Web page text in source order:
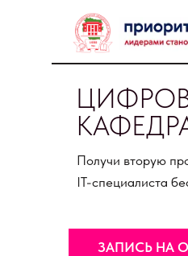
Получи вторую
IT-специалиста
ЗАПИСЬ НА